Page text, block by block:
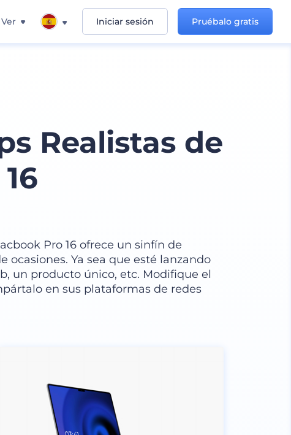
Ver Iniciar sesión Pruébalo gratis
Realistas de
Pro 16 ofrece un sinfín de
Ya sea que esté lanzando
un producto único, etc. Modifique el
en sus plataformas de redes